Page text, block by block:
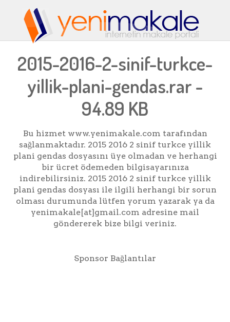
2015-2016-2-sinif-turkce-
yillik-plani-gendas.rar -
94.89 KB
Bu hizmet www.yenimakale.com tarafından
sağlanmaktadır. 2015 2016 2 sinif turkce yillik
plani gendas dosyasını üye olmadan ve herhangi
bir ücret ödemeden bilgisayarınıza
indirebilirsiniz. 2015 2016 2 sinif turkce yillik
plani gendas dosyası ile ilgili herhangi bir sorun
olması durumunda lütfen yorum yazarak ya da
yenimakale[at]gmail.com adresine mail
göndererek bize bilgi veriniz.
Sponsor Bağlantılar